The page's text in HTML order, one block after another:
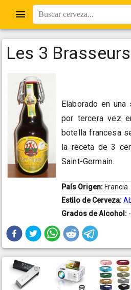
Buscar cerveza...
Les 3
Elaborado en
por tercera vez
botella francesa
la receta de 3
Saint-Germain.
País Origen: Francia
Estilo de Cerveza:
Grados de Alcohol: -